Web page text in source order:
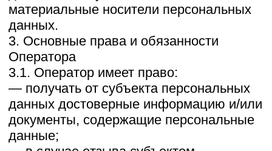
персональных данных;
— прекратить передачу
(распространение, предоставление,
доступ) персональных данных,
прекратить обработку и уничтожить
персональные данные в порядке и
случаях, предусмотренных Законом о
персональных данных;
— исполнять иные обязанности,
предусмотренные Законом о
персональных данных.
4. Основные права и обязанности
субъектов персональных данных